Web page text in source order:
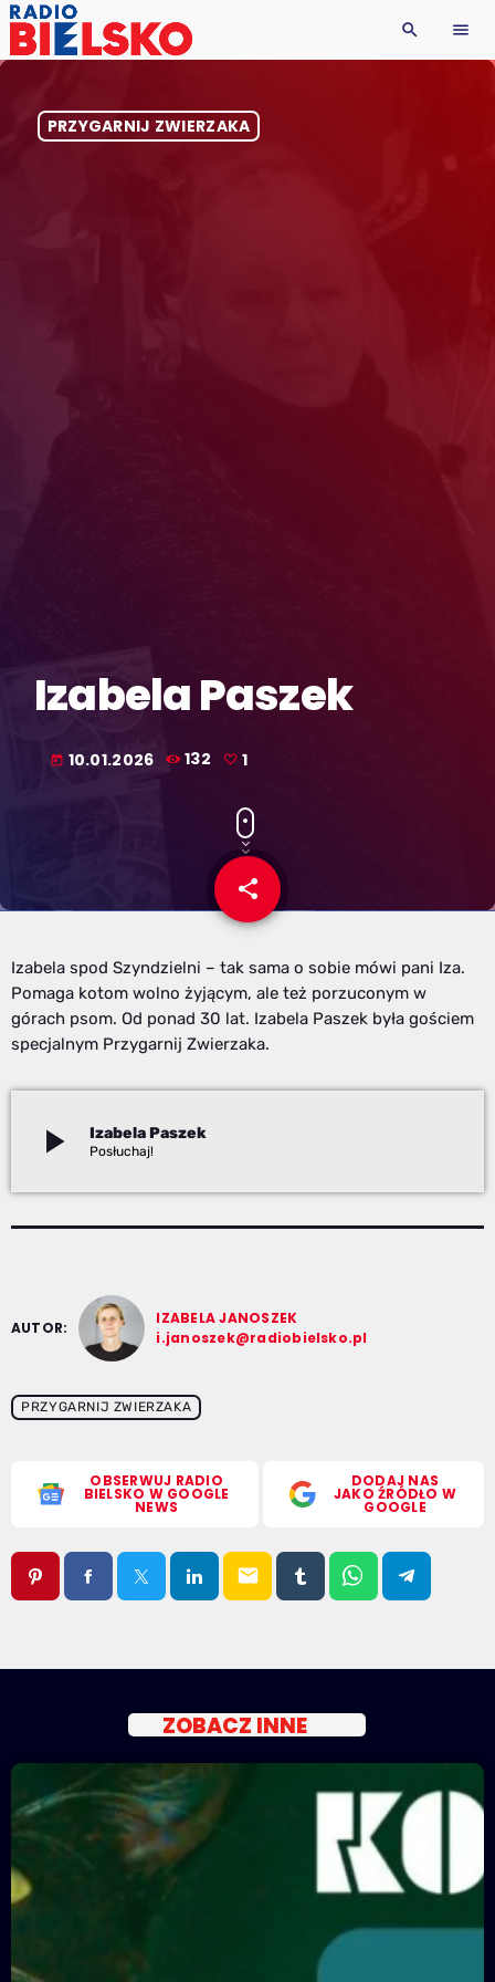
search menu
PRZYGARNIJ ZWIERZAKA
Izabela Paszek
today 10.01.2026 132 1
share
email
Izabela spod Szyndzielni – tak sama o sobie mówi pani Iza.
Pomaga kotom wolno żyjącym, ale też porzuconym w
górach psom. Od ponad 30 lat. Izabela Paszek była gościem
specjalnym Przygarnij Zwierzaka.
play_arrow Izabela Paszek
AUTOR:
IZABELA JANOSZEK
i.janoszek@radiobielsko.pl
PRZYGARNIJ ZWIERZAKA
OBSERWUJ RADIO
BIELSKO W GOOGLE
NEWS
DODAJ NAS
JAKO ŹRÓDŁO W
GOOGLE
email
ZOBACZ INNE